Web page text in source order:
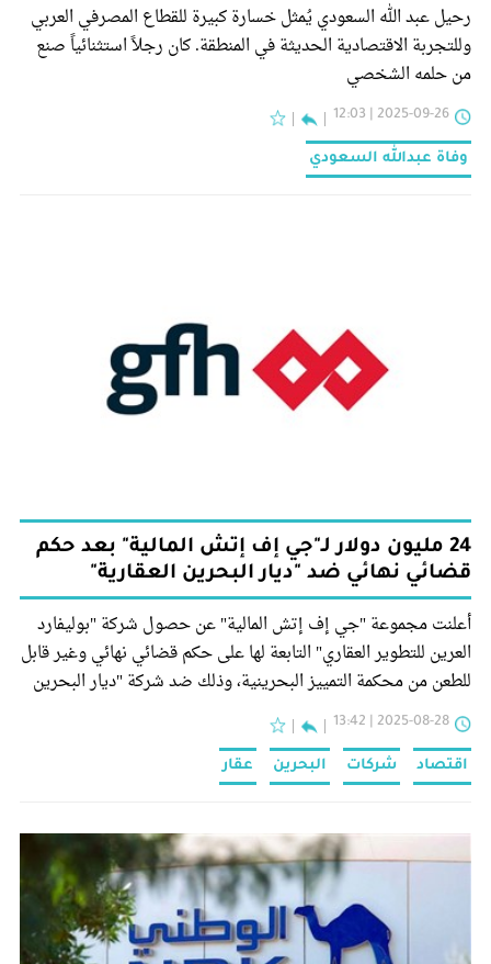
رحيل عبد الله السعودي يُمثل خسارة كبيرة للقطاع المصرفي العربي
وللتجربة الاقتصادية الحديثة في المنطقة. كان رجلاً استثنائياً صنع
من حلمه الشخصي
2025-09-26 | 12:03
وفاة عبدالله السعودي
24 مليون دولار لـ"جي إف إتش المالية" بعد حكم
قضائي نهائي ضد "ديار البحرين العقارية"
أعلنت مجموعة "جي إف إتش المالية" عن حصول شركة "بوليفارد
العرين للتطوير العقاري" التابعة لها على حكم قضائي نهائي وغير قابل
للطعن من محكمة التمييز البحرينية، وذلك ضد شركة "ديار البحرين
العقارية" ومساهميها والذي يقضي بإلزام الأخيرة ومساهميها
بالتضامن بسداد مبلغ 24 مليون دولار أميركي أو ما يعادله بالدينار
البحريني.
2025-08-28 | 13:42
اقتصاد شركات البحرين عقار